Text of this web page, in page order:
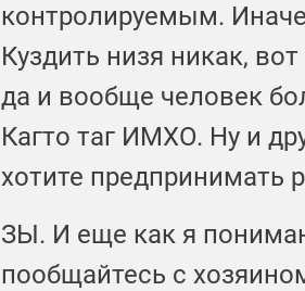
контролируемым.
Куздить низя никак,
да и вообще человек
Кагто таг ИМХО. Ну и
хотите предпринимать
ЗЫ. И еще как я
пообщайтесь с